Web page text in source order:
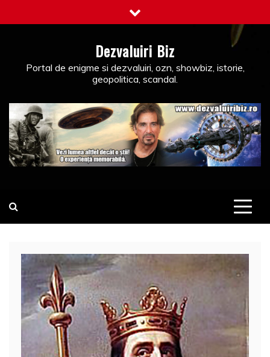
to
Dezvaluiri Biz
Portal de enigme si dezvaluiri, ozn, showbiz, istorie,
geopolitica, scandal.